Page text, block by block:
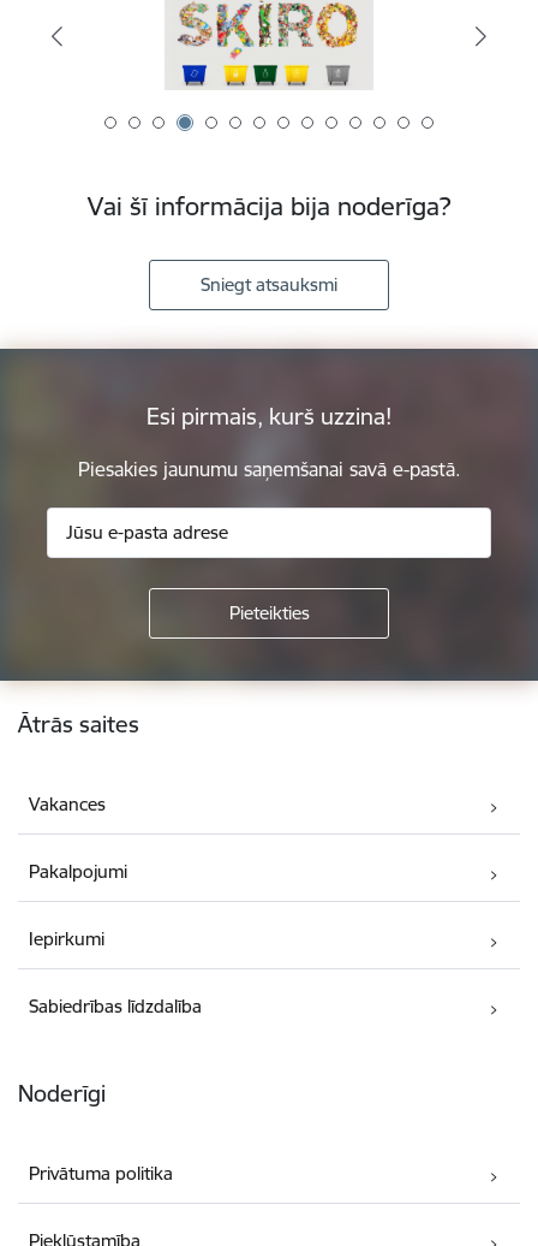
Vai šī informācija bija noderīga?
Sniegt atsauksmi
Esi pirmais, kurš uzzina!
Piesakies jaunumu saņemšanai savā e-pastā.
Kājene
Ātrās saites
Vakances
Pakalpojumi
Iepirkumi
Sabiedrības līdzdalība
Noderīgi
Privātuma politika
Piekļūstamība